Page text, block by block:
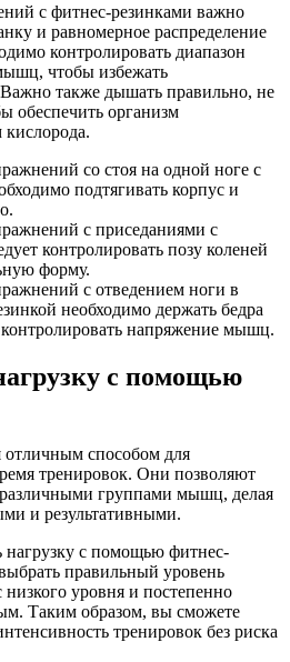
с фитнес-резинками важно
и равномерное распределение
контролировать диапазон
чтобы избежать
также дышать правильно, не
обеспечить организм
кислорода.
со стоя на одной ноге с
подтягивать корпус и
с приседаниями с
контролировать позу коленей
форму.
с отведением ноги в
необходимо держать бедра
напряжение мышц.
с помощью
отличным способом для
тренировок. Они позволяют
группами мышц, делая
и результативными.
нагрузку с помощью фитнес-
правильный уровень
уровня и постепенно
Таким образом, вы сможете
тренировок без риска